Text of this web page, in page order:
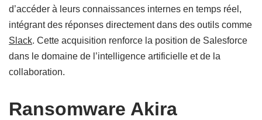
d’accéder à leurs connaissances internes en temps réel,
intégrant des réponses directement dans des outils comme
Slack. Cette acquisition renforce la position de Salesforce
dans le domaine de l’intelligence artificielle et de la
collaboration.
Ransomware Akira